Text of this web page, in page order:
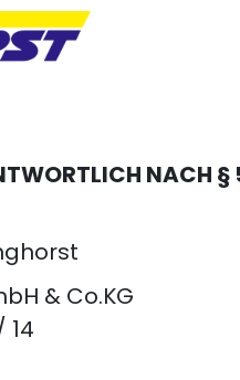
NACH
& Co.KG
14